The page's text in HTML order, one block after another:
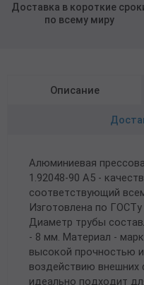
Доставка в короткие
по всему миру
Описание
Алюминиевая
1.92048-90 А5 -
соответствующий
Изготовлена по
Диаметр трубы
- 8 мм. Материал -
высокой прочностью
воздействию внешних
идеально подходит